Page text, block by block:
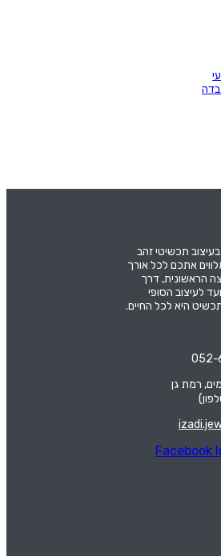
תכשיטי זהב
אתכם לכל אורך
הראשונית, דרך
לעיצוב הסופי
היא לכל החיים.
רמת גן
Facebook